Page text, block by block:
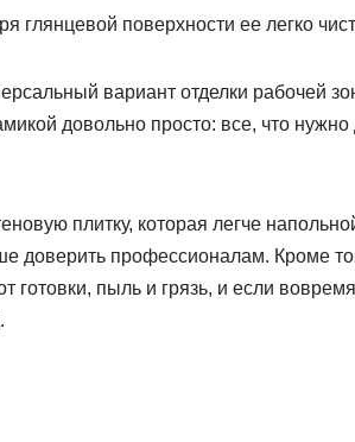
глянцевой поверхности ее легко
вариант отделки рабочей
довольно просто: все, что нужно
плитку, которая легче
доверить профессионалам. Кроме
готовки, пыль и грязь, и если